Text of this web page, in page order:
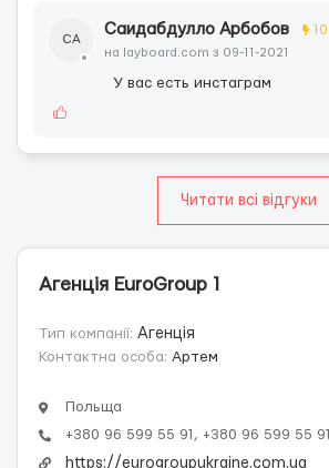
СА
Саидабдулло Арбобов 10
на layboard.com з 09-11-2021
У вас есть инстаграм
Читати всі відгуки
Агенція EuroGroup 1
Тип компанії: Агенція
Контактна особа: Артем
Польща
+380 96 599 55 91, +380 96 599 55 91
https://eurogroupukraine.com.ua